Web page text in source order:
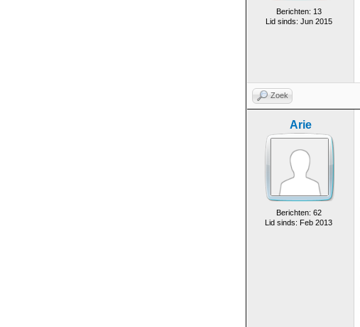
Berichten: 13
Lid sinds: Jun 2015
Zoek
Arie
Berichten: 62
Lid sinds: Feb 2013